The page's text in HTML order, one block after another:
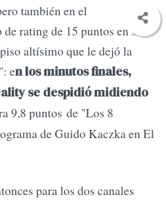
también en el
rating de 15 puntos en su
altísimo que le dejó la
en los minutos finales,
se despidió midiendo
9,8 puntos de "Los 8
de Guido Kaczka en El
para los dos canales